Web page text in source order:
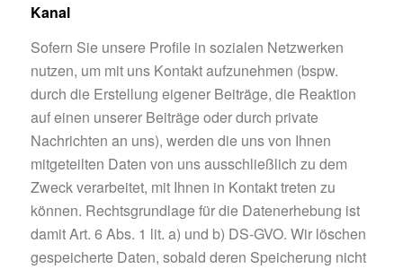
Kanal
Sofern Sie unsere Profile in sozialen Netzwerken
nutzen, um mit uns Kontakt aufzunehmen (bspw.
durch die Erstellung eigener Beiträge, die Reaktion
auf einen unserer Beiträge oder durch private
Nachrichten an uns), werden die uns von Ihnen
mitgeteilten Daten von uns ausschließlich zu dem
Zweck verarbeitet, mit Ihnen in Kontakt treten zu
können. Rechtsgrundlage für die Datenerhebung ist
damit Art. 6 Abs. 1 lit. a) und b) DS-GVO. Wir löschen
gespeicherte Daten, sobald deren Speicherung nicht